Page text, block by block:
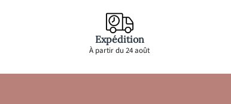
Expédition
À partir du 24 août